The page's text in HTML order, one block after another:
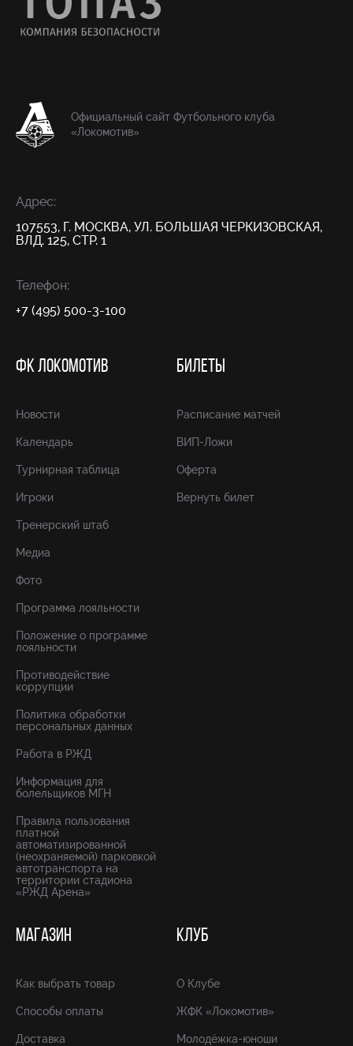
Официальный сайт Футбольного клуба
«Локомотив»
Адрес:
107553, Г. МОСКВА, УЛ. БОЛЬШАЯ ЧЕРКИЗОВСКАЯ,
ВЛД. 125, СТР. 1
Телефон:
+7 (495) 500-3-100
ФК ЛОКОМОТИВ
Новости
Календарь
Турнирная таблица
Игроки
Тренерский штаб
Медиа
Фото
Программа лояльности
Положение о программе
лояльности
Противодействие
коррупции
Политика обработки
персональных данных
Работа в РЖД
Информация для
болельщиков МГН
Правила пользования
платной
автоматизированной
(неохраняемой) парковкой
автотранспорта на
территории стадиона
«РЖД Арена»
БИЛЕТЫ
Расписание матчей
ВИП-Ложи
Оферта
Вернуть билет
МАГАЗИН
Как выбрать товар
Способы оплаты
Доставка
КЛУБ
О Клубе
ЖФК «Локомотив»
Молодёжка-юноши